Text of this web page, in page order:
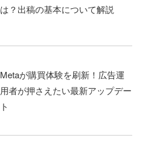
は？出稿の基本について解説
Metaが購買体験を刷新！広告運
用者が押さえたい最新アップデー
ト